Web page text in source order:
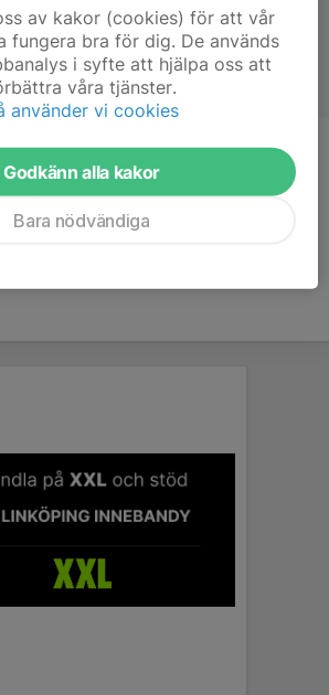
Back
16 år
av kakor (cookies) för att vår
fungera bra för dig. De används
i syfte att hjälpa oss att
våra tjänster.
använder vi cookies
Godkänn alla kakor
Bara nödvändiga